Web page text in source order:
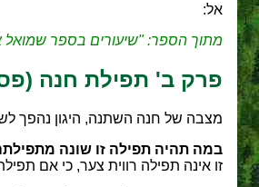
אל:
מתוך הספר: "שיעורים בספר שמואל
פרק ב' תפילת חנה
מצבה של חנה השתנה, היגון נהפך
במה תהיה תפילה זו שונה
זו אינה תפילה רווית צער, כי אם